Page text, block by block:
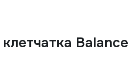
Balance